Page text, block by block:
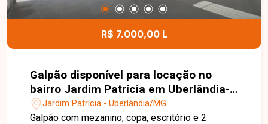
R$ 7.000,00 L
Galpão disponível para locação no
bairro Jardim Patrícia em Uberlândia-
MGJardim Patrícia - Uberlândia/MG
Galpão com mezanino, copa, escritório e 2